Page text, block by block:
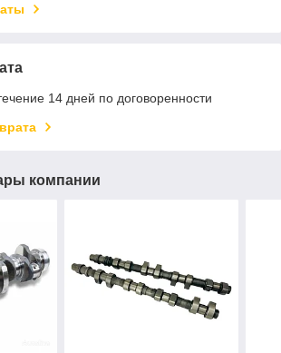
14 дней по договоренности
компании